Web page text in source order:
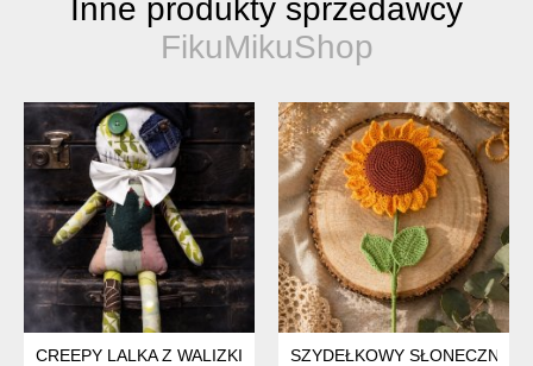
Inne produkty sprzedawcy
FikuMikuShop
CREEPY LALKA Z WALIZKI
SZYDEŁKOWY SŁONECZNIK